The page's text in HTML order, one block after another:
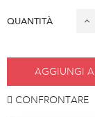
QUANTITÀ
AGGIUNGI
CONFRONTARE